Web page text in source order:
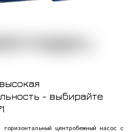
- выбирайте
центробежный насос с